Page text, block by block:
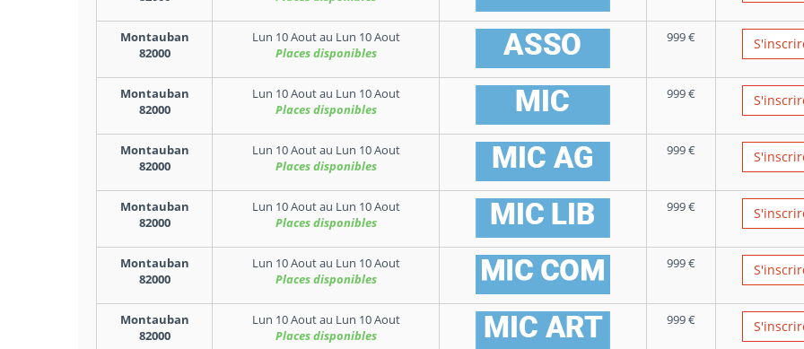
Montauban
82000
Lun 10 Aoutau Lun 10 Aout
Places disponibles
999€
Montauban
82000
Lun 10 Aoutau Lun 10 Aout
Places disponibles
999€
Montauban
82000
Lun 10 Aoutau Lun 10 Aout
Places disponibles
999€
Montauban
82000
Lun 10 Aoutau Lun 10 Aout
Places disponibles
999€
Montauban
82000
Lun 10 Aoutau Lun 10 Aout
Places disponibles
999€
Montauban
82000
Lun 10 Aoutau Lun 10 Aout
Places disponibles
999€